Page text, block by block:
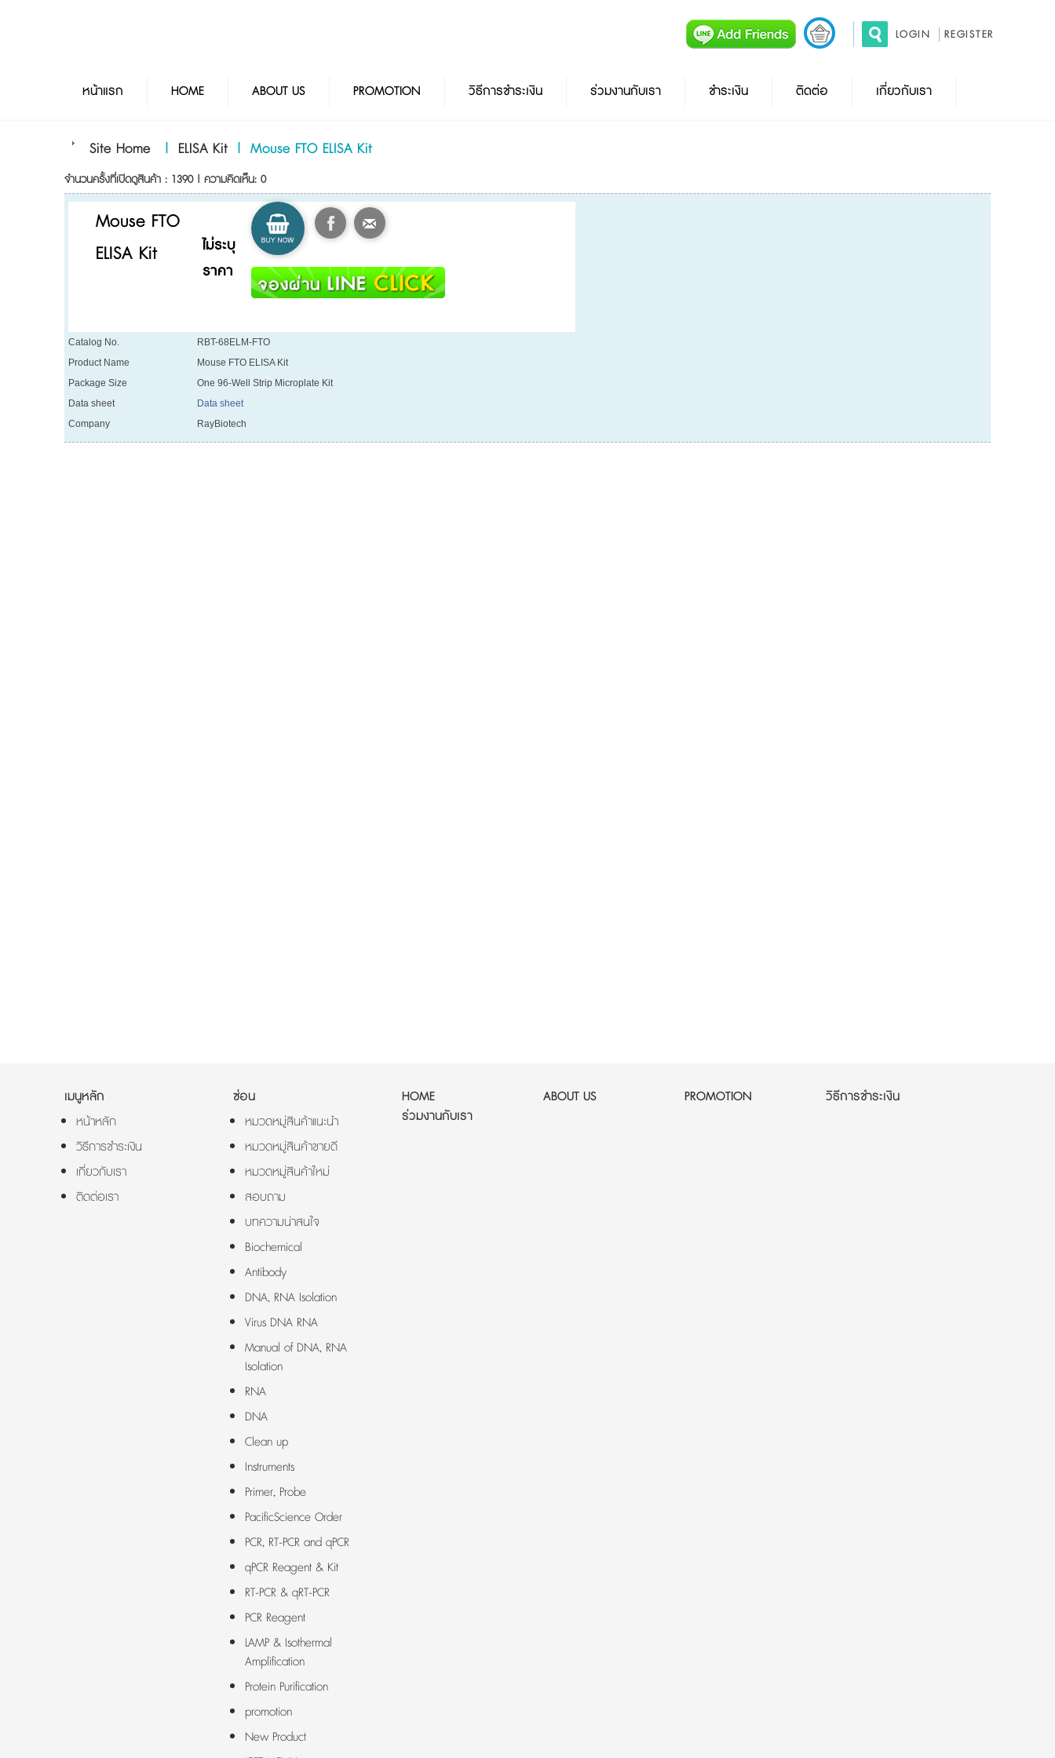
LOGIN REGISTER
หน้าแรก HOME ABOUT US PROMOTION วิธีการชำระเงิน ร่วมงานกับเรา ชำระเงิน ติดต่อ เกี่ยวกับเรา
Site Home | ELISA Kit | Mouse FTO ELISA Kit
จำนวนครั้งที่เปิดดูสินค้า : 1390 | ความคิดเห็น: 0
Mouse FTO
ELISA Kit
ไม่ระบุ
ราคา
Catalog No.
RBT-68ELM-FTO
Product Name
Mouse FTO ELISA Kit
Package Size
One 96-Well Strip Microplate Kit
Data sheet
Data sheet
Company
RayBiotech
เมนูหลัก
หน้าหลัก
วิธีการชำระเงิน
เกี่ยวกับเรา
ติดต่อเรา
ซ่อน
หมวดหมู่สินค้าแนะนำ
หมวดหมู่สินค้าขายดี
หมวดหมู่สินค้าใหม่
สอบถาม
บทความน่าสนใจ
Biochemical
Antibody
DNA, RNA Isolation
Virus DNA RNA
Manual of DNA, RNA
Isolation
RNA
DNA
Clean up
Instruments
Primer, Probe
PacificScience Order
PCR, RT-PCR and qPCR
qPCR Reagent & Kit
RT-PCR & qRT-PCR
PCR Reagent
LAMP & Isothermal
Amplification
Protein Purification
promotion
New Product
HOME ABOUT US PROMOTION
วิธีการชำระเงิน
ร่วมงานกับเรา